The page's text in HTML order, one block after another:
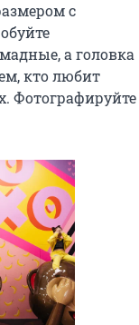
с
а головка
кто любит
Фотографируйте